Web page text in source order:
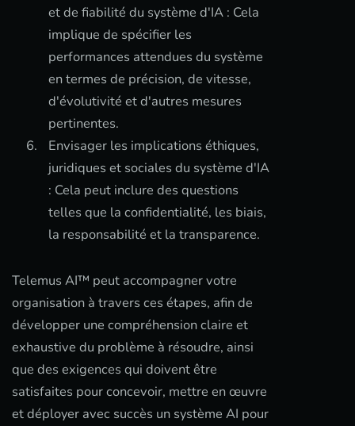
et de fiabilité du système d'IA : Cela
implique de spécifier les
performances attendues du système
en termes de précision, de vitesse,
d'évolutivité et d'autres mesures
pertinentes.
Envisager les implications éthiques,
juridiques et sociales du système d'IA
: Cela peut inclure des questions
telles que la confidentialité, les biais,
la responsabilité et la transparence.
Telemus AI™ peut accompagner votre
organisation à travers ces étapes, afin de
développer une compréhension claire et
exhaustive du problème à résoudre, ainsi
que des exigences qui doivent être
satisfaites pour concevoir, mettre en œuvre
et déployer avec succès un système AI pour